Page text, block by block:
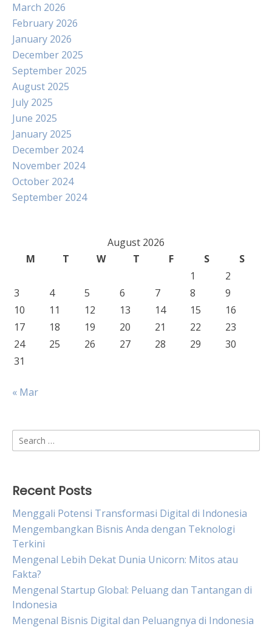
March 2026
February 2026
January 2026
December 2025
September 2025
August 2025
July 2025
June 2025
January 2025
December 2024
November 2024
October 2024
September 2024
August 2026
M
T W T F S
S
1
2
3
4 5 6 7 8
9
10
11 12 13 14 15
16
17
18 19 20 21 22
23
24
25 26 27 28 29
30
31
« Mar
Search
for:
Recent Posts
Menggali Potensi Transformasi Digital di Indonesia
Mengembangkan Bisnis Anda dengan Teknologi
Terkini
Mengenal Lebih Dekat Dunia Unicorn: Mitos atau
Fakta?
Mengenal Startup Global: Peluang dan Tantangan di
Indonesia
Mengenal Bisnis Digital dan Peluangnya di Indonesia